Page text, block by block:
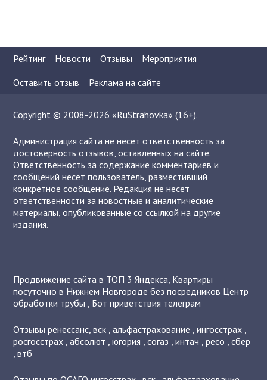
Рейтинг Новости Отзывы
Мероприятия
Оставить отзыв
Реклама на сайте
Copyright © 2008-2026 «RuStrahovka» (16+).
Администрация сайта не несет ответственность за
достоверность отзывов, оставленных на сайте.
Ответственность за содержание комментариев и
сообщений несет пользователь, разместивший
конкретное сообщение. Редакция не несет
ответственности за новостные и аналитические
материалы, опубликованные со ссылкой на другие
издания.
Продвижение сайта в ТОП 3 Яндекса Квартиры
посуточно в Нижнем Новгороде без посредников Центр
обработки трубы
Бот приветствия телеграм
Отзывыренессанс ,вск ,альфастрахование ,ингосстрах
росгосстрах ,абсолют ,югория ,согаз ,интач ,ресо ,сбер
,втб